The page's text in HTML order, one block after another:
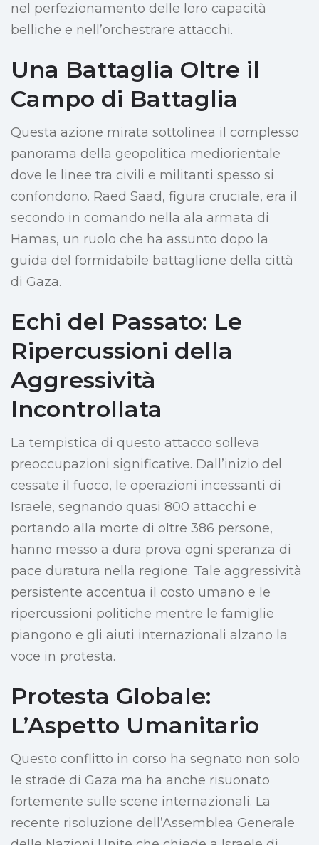
nel perfezionamento delle loro capacità
belliche e nell’orchestrare attacchi.
Una Battaglia Oltre il
Campo di Battaglia
Questa azione mirata sottolinea il complesso
panorama della geopolitica mediorientale
dove le linee tra civili e militanti spesso si
confondono. Raed Saad, figura cruciale, era il
secondo in comando nella ala armata di
Hamas, un ruolo che ha assunto dopo la
guida del formidabile battaglione della città
di Gaza.
Echi del Passato: Le
Ripercussioni della
Aggressività
Incontrollata
La tempistica di questo attacco solleva
preoccupazioni significative. Dall’inizio del
cessate il fuoco, le operazioni incessanti di
Israele, segnando quasi 800 attacchi e
portando alla morte di oltre 386 persone,
hanno messo a dura prova ogni speranza di
pace duratura nella regione. Tale aggressività
persistente accentua il costo umano e le
ripercussioni politiche mentre le famiglie
piangono e gli aiuti internazionali alzano la
voce in protesta.
Protesta Globale:
L’Aspetto Umanitario
Questo conflitto in corso ha segnato non solo
le strade di Gaza ma ha anche risuonato
fortemente sulle scene internazionali. La
recente risoluzione dell’Assemblea Generale